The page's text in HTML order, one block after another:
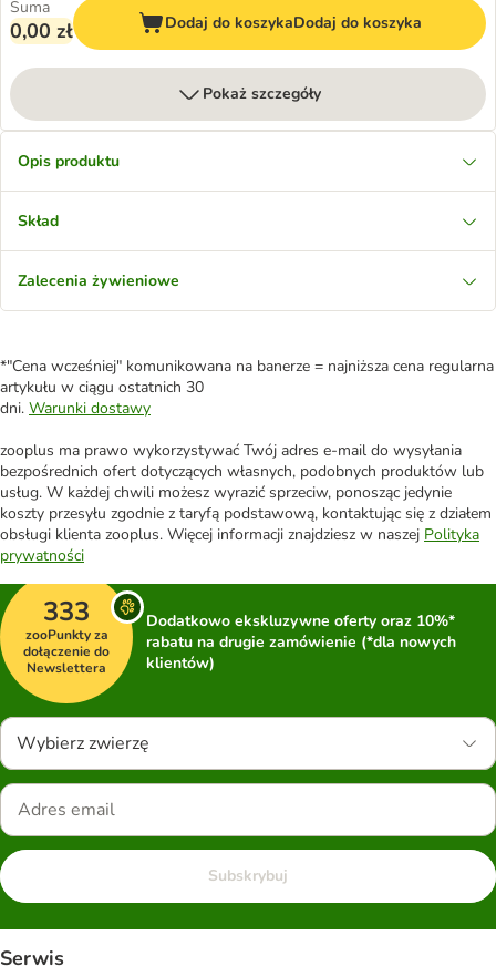
Suma
0,00 zł Dodaj do koszykaDodaj do koszyka
Pokaż szczegóły
Opis produktu
Skład
Zalecenia żywieniowe
*"Cena wcześniej" komunikowana na banerze = najniższa cena regularna
artykułu w ciągu ostatnich 30
dni. Warunki dostawy
zooplus ma prawo wykorzystywać Twój adres e-mail do wysyłania
bezpośrednich ofert dotyczących własnych, podobnych produktów lub
usług. W każdej chwili możesz wyrazić sprzeciw, ponosząc jedynie
koszty przesyłu zgodnie z taryfą podstawową, kontaktując się z działem
obsługi klienta zooplus. Więcej informacji znajdziesz w naszej Polityka
prywatności
333
zooPunkty za
dołączenie do
Newslettera
Dodatkowo ekskluzywne oferty oraz 10%*
rabatu na drugie zamówienie (*dla nowych
klientów)
Wybierz zwierzę
Subskrybuj
Serwis